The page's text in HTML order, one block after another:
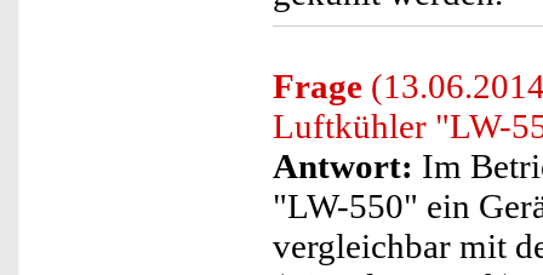
Frage
Luftkühler "LW-
Antwort: Im
"LW-550" ein
vergleichbar mit